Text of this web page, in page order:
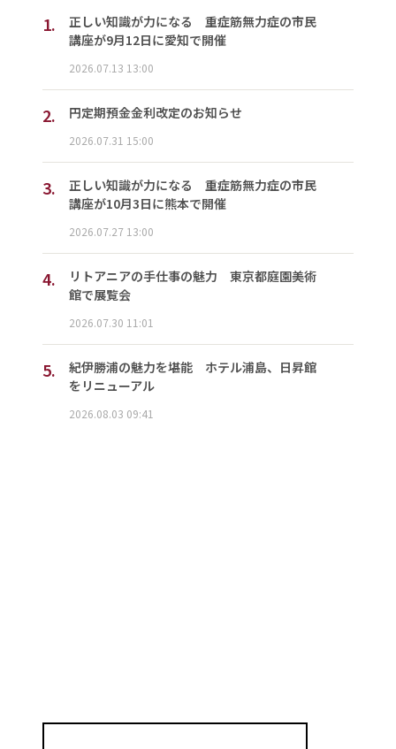
1.
正しい知識が力になる 重症筋無力症の市民
講座が9月12日に愛知で開催
2026.07.13 13:00
2. 円定期預金金利改定のお知らせ
2026.07.31 15:00
3.
正しい知識が力になる 重症筋無力症の市民
講座が10月3日に熊本で開催
2026.07.27 13:00
4.
リトアニアの手仕事の魅力 東京都庭園美術
館で展覧会
2026.07.30 11:01
5.
紀伊勝浦の魅力を堪能 ホテル浦島、日昇館
をリニューアル
2026.08.03 09:41